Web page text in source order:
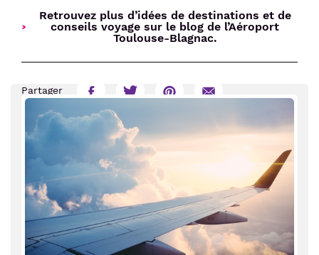
Retrouvez plus d’idées de destinations et de
conseils voyage sur le blog de l’Aéroport
Toulouse-Blagnac.
Partager
Partager
sur
Facebook
Partager
sur
Twitter
sur
Partager
mail